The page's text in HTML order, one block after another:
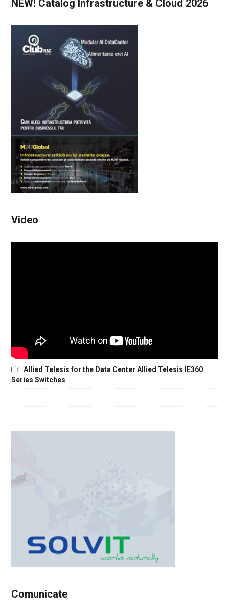
NEW! Catalog Infrastructure & Cloud 2026
Video
Allied Telesis for the Data Center Allied Telesis IE360
Series Switches
Comunicate